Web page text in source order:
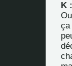
K
ça